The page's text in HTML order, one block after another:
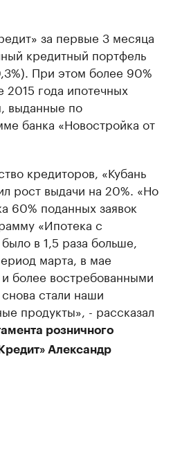
за первые 3 месяца
кредитный портфель
При этом более 90%
2015 года ипотечных
выданные по
банка «Новостройка от
кредиторов, «Кубань
рост выдачи на 20%. «Но
60% поданных заявок
«Ипотека с
в 1,5 раза больше,
марта, в мае
более востребованными
стали наши
продукты», - рассказал
розничного
Александр